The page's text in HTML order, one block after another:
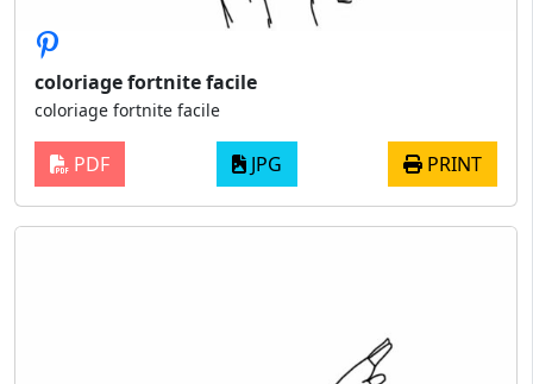
coloriage fortnite facile
coloriage fortnite facile
PDF JPG PRINT